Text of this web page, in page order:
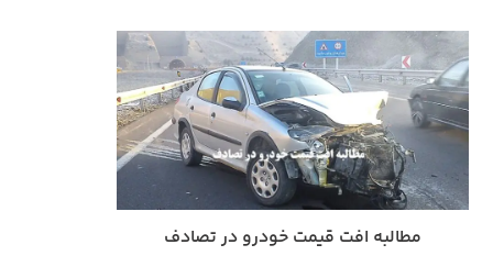
مطالبه افت قیمت خودرو در تصادف